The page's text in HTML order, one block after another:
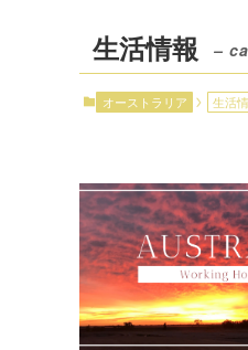
生活情報 –
オーストラリア 生活